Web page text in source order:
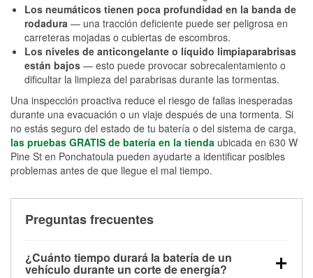
Los neumáticos tienen poca profundidad en la banda de
rodadura — una tracción deficiente puede ser peligrosa en
carreteras mojadas o cubiertas de escombros.
Los niveles de anticongelante o líquido limpiaparabrisas
están bajos — esto puede provocar sobrecalentamiento o
dificultar la limpieza del parabrisas durante las tormentas.
Una inspección proactiva reduce el riesgo de fallas inesperadas
durante una evacuación o un viaje después de una tormenta. Si
no estás seguro del estado de tu batería o del sistema de carga,
las pruebas GRATIS de batería en la tienda ubicada en 630 W
Pine St en Ponchatoula pueden ayudarte a identificar posibles
problemas antes de que llegue el mal tiempo.
Preguntas frecuentes
¿Cuánto tiempo durará la batería de un
vehículo durante un corte de energía?